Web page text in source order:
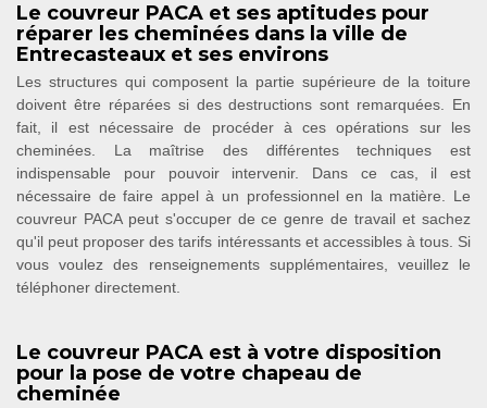
Le couvreur PACA et ses aptitudes pour
réparer les cheminées dans la ville de
Entrecasteaux et ses environs
Les structures qui composent la partie supérieure de la toiture
doivent être réparées si des destructions sont remarquées. En
fait, il est nécessaire de procéder à ces opérations sur les
cheminées. La maîtrise des différentes techniques est
indispensable pour pouvoir intervenir. Dans ce cas, il est
nécessaire de faire appel à un professionnel en la matière. Le
couvreur PACA peut s'occuper de ce genre de travail et sachez
qu'il peut proposer des tarifs intéressants et accessibles à tous. Si
vous voulez des renseignements supplémentaires, veuillez le
téléphoner directement.
Le couvreur PACA est à votre disposition
pour la pose de votre chapeau de
cheminée